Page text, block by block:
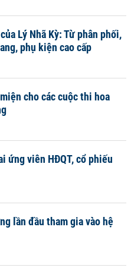
Lý Nhã Kỳ: Từ phân phối,
phụ kiện cao cấp
cho các cuộc thi hoa
ứng viên HĐQT, cổ phiếu
lần đầu tham gia vào hệ